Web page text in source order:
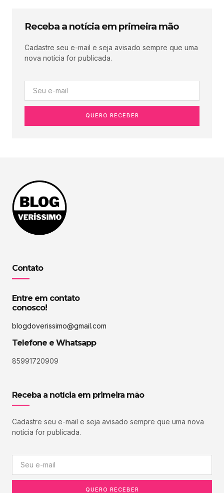
Receba a notícia em primeira mão
Cadastre seu e-mail e seja avisado sempre que uma
nova notícia for publicada.
QUERO RECEBER
Contato
Entre em contato
conosco!
blogdoverissimo@gmail.com
Telefone e Whatsapp
85991720909
Receba a notícia em primeira mão
Cadastre seu e-mail e seja avisado sempre que uma nova
notícia for publicada.
QUERO RECEBER